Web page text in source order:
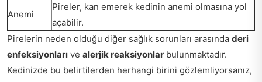
Anemi
Pireler, kan emerek kedinin anemi olmasına yol
açabilir.
Pirelerin neden olduğu diğer sağlık sorunları arasında deri
enfeksiyonları ve alerjik reaksiyonlar bulunmaktadır.
Kedinizde bu belirtilerden herhangi birini gözlemliyorsanız,